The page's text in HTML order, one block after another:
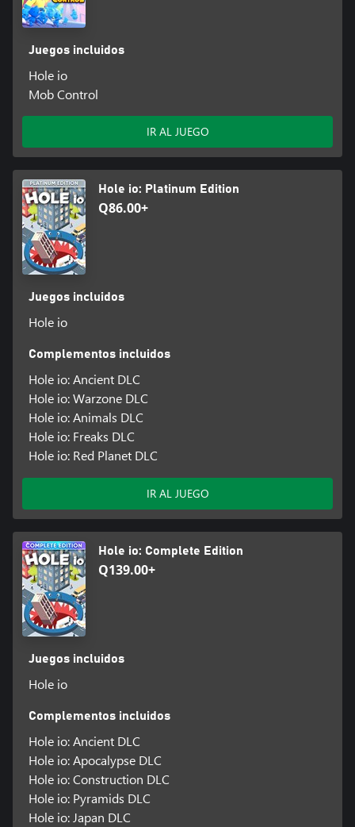
Juegos incluidos
Hole io
Mob Control
IR AL JUEGO
Hole io: Platinum Edition
Q86.00+
Juegos incluidos
Hole io
Complementos incluidos
Hole io: Ancient DLC
Hole io: Warzone DLC
Hole io: Animals DLC
Hole io: Freaks DLC
Hole io: Red Planet DLC
IR AL JUEGO
Hole io: Complete Edition
Q139.00+
Juegos incluidos
Hole io
Complementos incluidos
Hole io: Ancient DLC
Hole io: Apocalypse DLC
Hole io: Construction DLC
Hole io: Pyramids DLC
Hole io: Japan DLC